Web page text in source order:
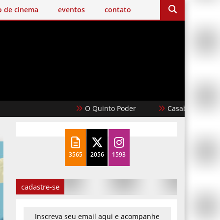
de cinema eventos contato
O Quinto Poder Casablanca
3565 2056 1593
cadastre-se
Inscreva seu email aqui e acompanhe